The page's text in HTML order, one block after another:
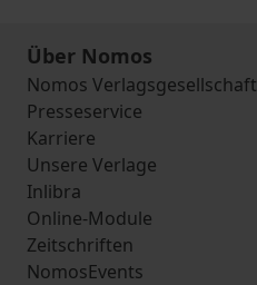
Über Nomos
Nomos Verlagsgesellschaft
Presseservice
Karriere
Unsere Verlage
Inlibra
Online-Module
Zeitschriften
NomosEvents